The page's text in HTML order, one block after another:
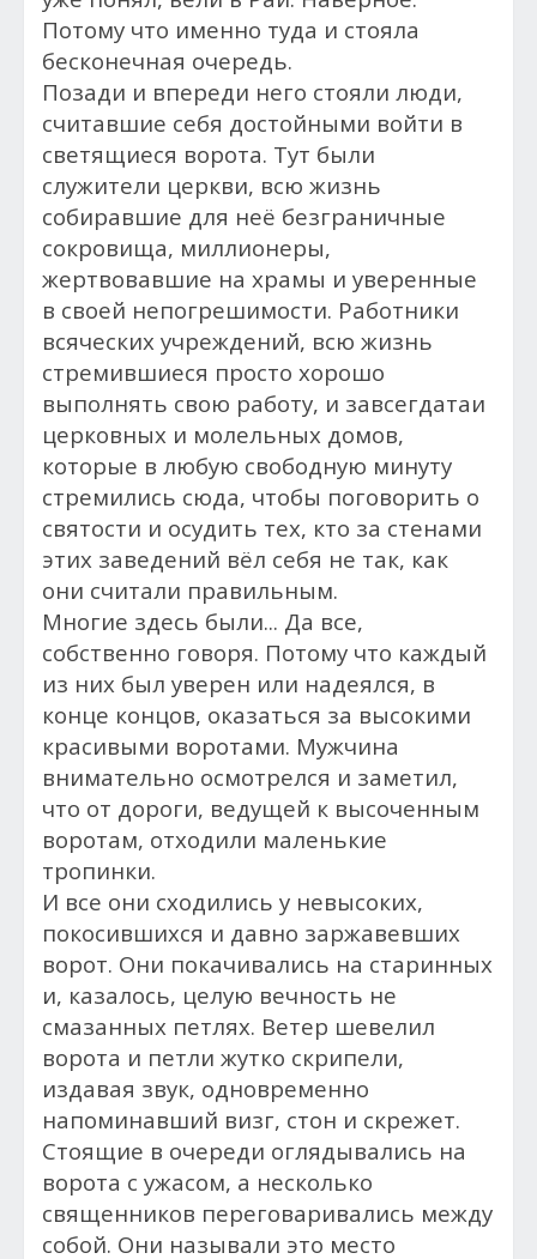
Потому что именно туда и стояла
бесконечная очередь.
Позади и впереди него стояли люди,
считавшие себя достойными войти в
светящиеся ворота. Тут были
служители церкви, всю жизнь
собиравшие для неё безграничные
сокровища, миллионеры,
жертвовавшие на храмы и уверенные
в своей непогрешимости. Работники
всяческих учреждений, всю жизнь
стремившиеся просто хорошо
выполнять свою работу, и завсегдатаи
церковных и молельных домов,
которые в любую свободную минуту
стремились сюда, чтобы поговорить о
святости и осудить тех, кто за стенами
этих заведений вёл себя не так, как
они считали правильным.
Многие здесь были... Да все,
собственно говоря. Потому что каждый
из них был уверен или надеялся, в
конце концов, оказаться за высокими
красивыми воротами. Мужчина
внимательно осмотрелся и заметил,
что от дороги, ведущей к высоченным
воротам, отходили маленькие
тропинки.
И все они сходились у невысоких,
покосившихся и давно заржавевших
ворот. Они покачивались на старинных
и, казалось, целую вечность не
смазанных петлях. Ветер шевелил
ворота и петли жутко скрипели,
издавая звук, одновременно
напоминавший визг, стон и скрежет.
Стоящие в очереди оглядывались на
ворота с ужасом, а несколько
священников переговаривались между
собой. Они называли это место